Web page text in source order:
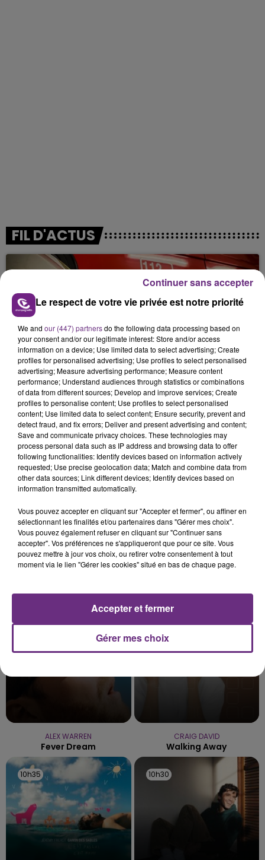
FIL D'ACTUS
UN FEU DE REMORQUE BLOQUE LA
CIRCULATION DANS LES ARDENNES
Un feu de remorque s'est déclaré ce mercredi en
fin de matinée sur l'A34.
VENEZ FÊTER CE WEEK-END
L'ANNIVERSAIRE DE WOINIC
Ce samedi 8 août sera un grand jour :
l'anniversaire du plus gros sanglier du monde.
Une fête est donc organisée et vous êtes tous
ALEX WARREN
Fever Dream
10h38
10h38
CRAIG DAVID
Walking Away
10h35
10h35 10h30
10h30
Le respect de votre vie privée est notre priorité
We and our (447) partnersdo the following data processing based on
your consent and/or our legitimate interest: Store and/or access
information on a device; Use limited data to select advertising; Create
profiles for personalised advertising; Use profiles to select personalised
advertising; Measure advertising performance; Measure content
performance; Understand audiences through statistics or combinations
of data from different sources; Develop and improve services; Create
profiles to personalise content; Use profiles to select personalised
content; Use limited data to select content; Ensure security, prevent and
detect fraud, and fix errors; Deliver and present advertising and content;
Save and communicate privacy choices. These technologies may
process personal data such as IP address and browsing data to offer
following functionalities: Identify devices based on information actively
requested; Use precise geolocation data; Match and combine data from
other data sources; Link different devices; Identify devices based on
information transmitted automatically.
Vous pouvez accepter en cliquant sur "Accepter et fermer", ou affiner en
sélectionnant les finalités et/ou partenaires dans "Gérer mes choix".
Vous pouvez également refuser en cliquant sur "Continuer sans
accepter". Vos préférences ne s'appliqueront que pour ce site. Vous
pouvez mettre à jour vos choix, ou retirer votre consentement à tout
moment via le lien "Gérer les cookies" situé en bas de chaque page.
Gérer mes choix
Accepter et fermer
Continuer sans accepter